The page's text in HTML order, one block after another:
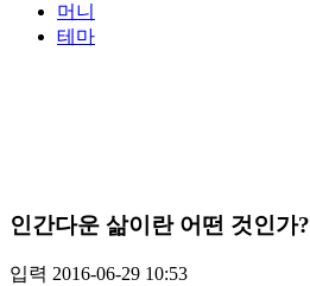
머니
테마
인간다운 삶이란 어떤 것인가?
입력 2016-06-29 10:53